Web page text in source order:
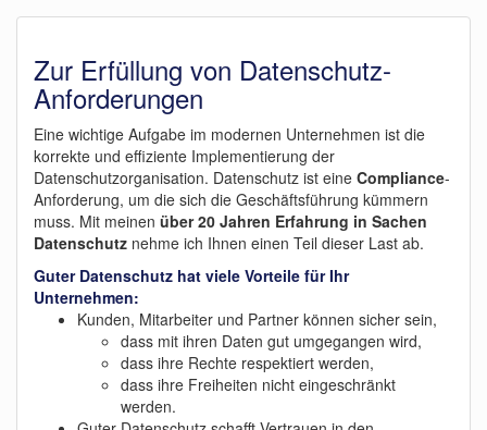
Zur Erfüllung von Datenschutz-
Anforderungen
Eine wichtige Aufgabe im modernen Unternehmen ist die
korrekte und effiziente Implementierung der
Datenschutzorganisation. Datenschutz ist eine Compliance-
Anforderung, um die sich die Geschäftsführung kümmern
muss. Mit meinen über 20 Jahren Erfahrung in Sachen
Datenschutz nehme ich Ihnen einen Teil dieser Last ab.
Guter Datenschutz hat viele Vorteile für Ihr
Unternehmen:
Kunden, Mitarbeiter und Partner können sicher sein,
dass mit ihren Daten gut umgegangen wird,
dass ihre Rechte respektiert werden,
dass ihre Freiheiten nicht eingeschränkt
werden.